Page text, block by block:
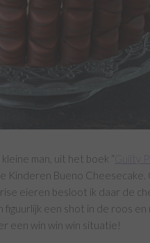
man, uit het boek “
Kinderen Bueno Cheesecake.
eieren besloot ik daar de
een shot in de roos
een win win win situatie!